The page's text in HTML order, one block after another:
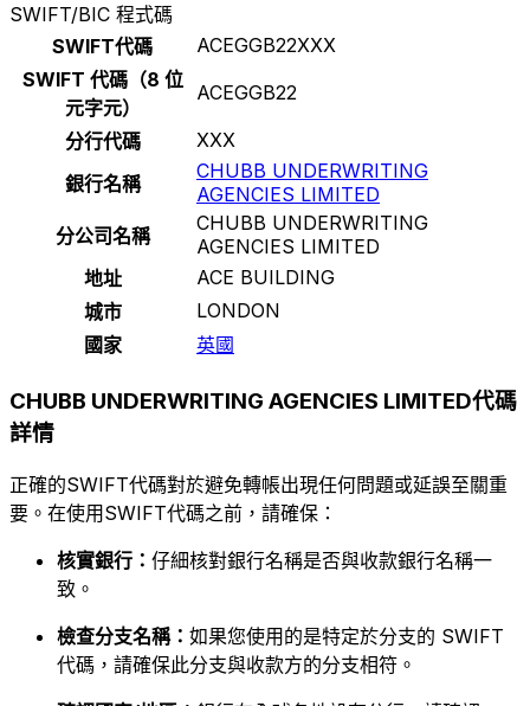
SWIFT/BIC 程式碼
SWIFT代碼
ACEGGB22XXX
SWIFT 代碼（8 位
元字元）
ACEGGB22
分行代碼
XXX
銀行名稱
CHUBB UNDERWRITING
AGENCIES LIMITED
分公司名稱
CHUBB UNDERWRITING
AGENCIES LIMITED
地址
ACE BUILDING
城市
LONDON
國家
英國
CHUBB UNDERWRITING AGENCIES LIMITED代碼
詳情
正確的SWIFT代碼對於避免轉帳出現任何問題或延誤至關重
要。在使用SWIFT代碼之前，請確保：
核實銀行： 仔細核對銀行名稱是否與收款銀行名稱一
致。
檢查分支名稱： 如果您使用的是特定於分支的 SWIFT
代碼，請確保此分支與收款方的分支相符。